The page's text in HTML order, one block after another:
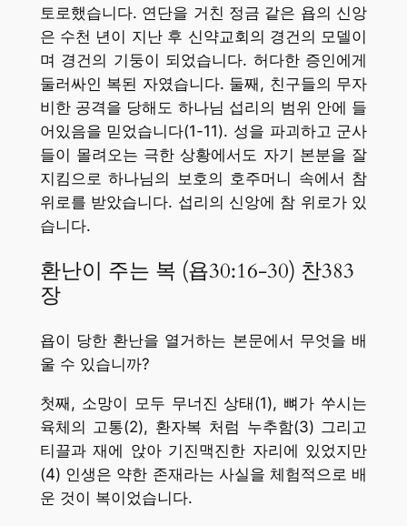
토로했습니다. 연단을 거친 정금 같은 욥의 신앙
은 수천 년이 지난 후 신약교회의 경건의 모델이
며 경건의 기둥이 되었습니다. 허다한 증인에게
둘러싸인 복된 자였습니다. 둘째, 친구들의 무자
비한 공격을 당해도 하나님 섭리의 범위 안에 들
어있음을 믿었습니다(1-11). 성을 파괴하고 군사
들이 몰려오는 극한 상황에서도 자기 본분을 잘
지킴으로 하나님의 보호의 호주머니 속에서 참
위로를 받았습니다. 섭리의 신앙에 참 위로가 있
습니다.
환난이 주는 복 (욥30:16-30) 찬383
장
욥이 당한 환난을 열거하는 본문에서 무엇을 배
울 수 있습니까?
첫째, 소망이 모두 무너진 상태(1), 뼈가 쑤시는
육체의 고통(2), 환자복 처럼 누추함(3) 그리고
티끌과 재에 앉아 기진맥진한 자리에 있었지만
(4) 인생은 약한 존재라는 사실을 체험적으로 배
운 것이 복이었습니다.